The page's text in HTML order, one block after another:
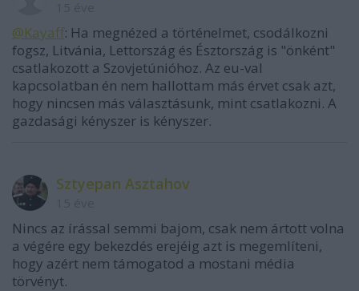
@Kayaff: Ha megnézed a történelmet, csodálkozni
fogsz, Litvánia, Lettország és Észtország is "önként"
csatlakozott a Szovjetúnióhoz. Az eu-val
kapcsolatban én nem hallottam más érvet csak azt,
hogy nincsen más választásunk, mint csatlakozni. A
gazdasági kényszer is kényszer.
Sztyepan Asztahov
Nincs az írással semmi bajom, csak nem ártott volna
a végére egy bekezdés erejéig azt is megemlíteni,
hogy azért nem támogatod a mostani média
törvényt.